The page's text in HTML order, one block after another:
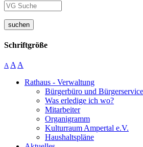
suchen
Schriftgröße
A A A
Rathaus - Verwaltung
Bürgerbüro und Bürgerservice
Was erledige ich wo?
Mitarbeiter
Organigramm
Kulturraum Ampertal e.V.
Haushaltspläne